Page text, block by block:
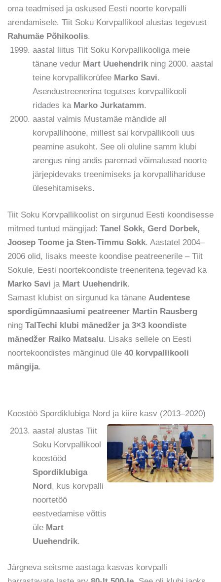
oma teadmised ja oskused Eesti noorte korvpalli
arendamisele. Tiit Soku Korvpallikool alustas tegevust
Rahumäe Põhikoolis.
aastal liitus Tiit Soku Korvpallikooliga meie
tänane vedur Mart Uuehendrik ning 2000. aastal
teine korvpallikorüfee Marko Savi.
Asendustreenerina tegutses korvpallikooli
ridades ka Marko Jurkatamm.
aastal valmis Mustamäe mändide all
korvpallihoone, millest sai korvpallikooli uus
peamine asukoht. See oli oluline samm klubi
arengus ning andis paremad võimalused noorte
järjepidevaks treenimiseks ja korvpallihariduse
ülesehitamiseks.
Tiit Soku Korvpallikoolist on sirgunud Eesti koondisesse
mitmed tuntud mängijad: Tanel Sokk, Gerd Dorbek,
Joosep Toome ja Sten-Timmu Sokk. Aastatel 2004–
2006 olid, lisaks meeste koondise peatreenerile – Tiit
Sokule, Eesti noortekoondiste treeneritena tegevad ka
Marko Savi ja Mart Uuehendrik.
Samast klubist on sirgunud ka tänane Audentese
spordigümnaasiumi peatreener Martin Rausberg
ning TalTechi klubi mänedžer ja 3×3 koondiste
mänedžer Raiko Matsalu. Lisaks sellele on Eesti
noortekoondistes mänginud üle 40 korvpallikooli
mängija.
Koostöö Spordiklubiga Nord ja kiire kasv (2013–2020)
aastal alustas Tiit
Soku Korvpallikool
koostööd
Spordiklubiga
Nord, kus korvpalli
noortetöö
eestvedamise võttis
üle Mart
Uuehendrik.
Järgneva seitsme aastaga kasvas korvpalli